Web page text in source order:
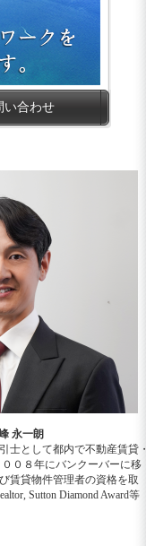
い合わせ
永一朗
士として都内で不動産賃貸・
０８年にバンクーバーに移
賃貸物件管理者の資格を取
Sutton Diamond Award等